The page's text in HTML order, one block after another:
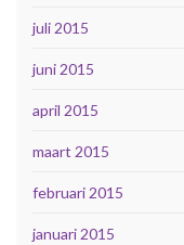
juli 2015
juni 2015
april 2015
maart 2015
februari 2015
januari 2015